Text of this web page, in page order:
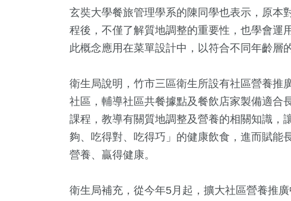
玄奘大學餐旅管理學系的陳同學也表示，原本
程後，不僅了解質地調整的重要性，也學會運
此概念應用在菜單設計中，以符合不同年齡層
衛生局說明，竹市三區衛生所設有社區營養推
社區，輔導社區共餐據點及餐飲店家製備適合
課程，教導有關質地調整及營養的相關知識，
夠、吃得對、吃得巧」的健康飲食，進而賦能
營養、贏得健康。
衛生局補充，從今年5月起，擴大社區營養推